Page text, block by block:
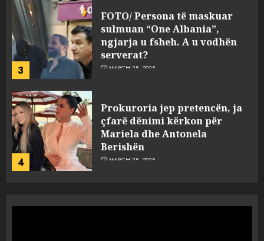
3
FOTO/ Persona të maskuar
sulmuan “One Albania”,
ngjarja u fsheh. A u vodhën
serverat?
MARCH 25, 2025
4
Prokuroria jep pretencën, ja
çfarë dënimi kërkon për
Mariela dhe Antonela
Berishën
MARCH 25, 2025